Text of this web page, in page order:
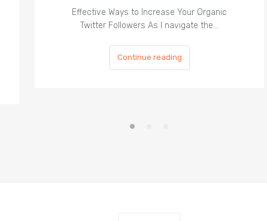
Effective Ways to Increase Your Organic
Twitter Followers As I navigate the…
Continue reading